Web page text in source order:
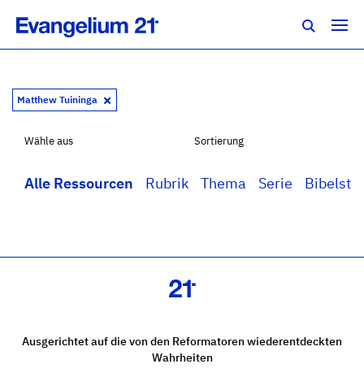
Matthew Tuininga
Wähle aus
Alle Ressourcen Rubrik Thema Serie
Sortierung
Ausgerichtet auf die von den Reformatoren wiederentdeckten
Wahrheiten